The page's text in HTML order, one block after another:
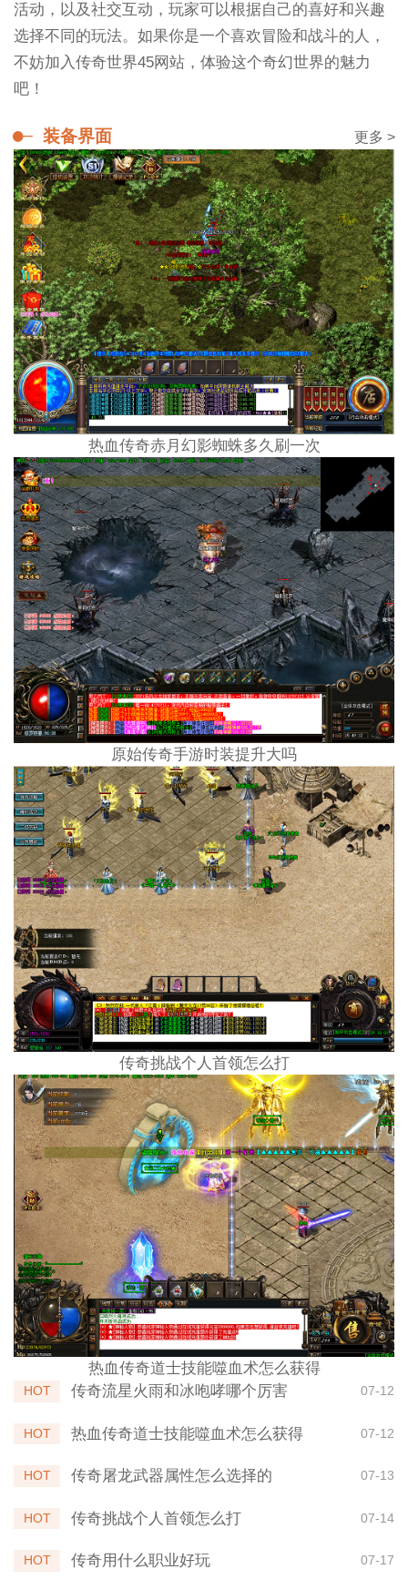
活动，以及社交互动，玩家可以根据自己的喜好和兴趣
选择不同的玩法。如果你是一个喜欢冒险和战斗的人，
不妨加入传奇世界45网站，体验这个奇幻世界的魅力
吧！
装备界面 更多 >
热血传奇赤月幻影蜘蛛多久刷一次
原始传奇手游时装提升大吗
传奇挑战个人首领怎么打
热血传奇道士技能噬血术怎么获得
HOT 传奇流星火雨和冰咆哮哪个厉害 07-12
HOT 热血传奇道士技能噬血术怎么获得 07-12
HOT 传奇屠龙武器属性怎么选择的 07-13
HOT 传奇挑战个人首领怎么打 07-14
HOT 传奇用什么职业好玩 07-17